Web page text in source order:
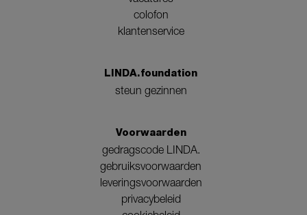
colofon
klantenservice
LINDA.foundation
steun gezinnen
Voorwaarden
gedragscode LINDA.
gebruiksvoorwaarden
leveringsvoorwaarden
privacybeleid